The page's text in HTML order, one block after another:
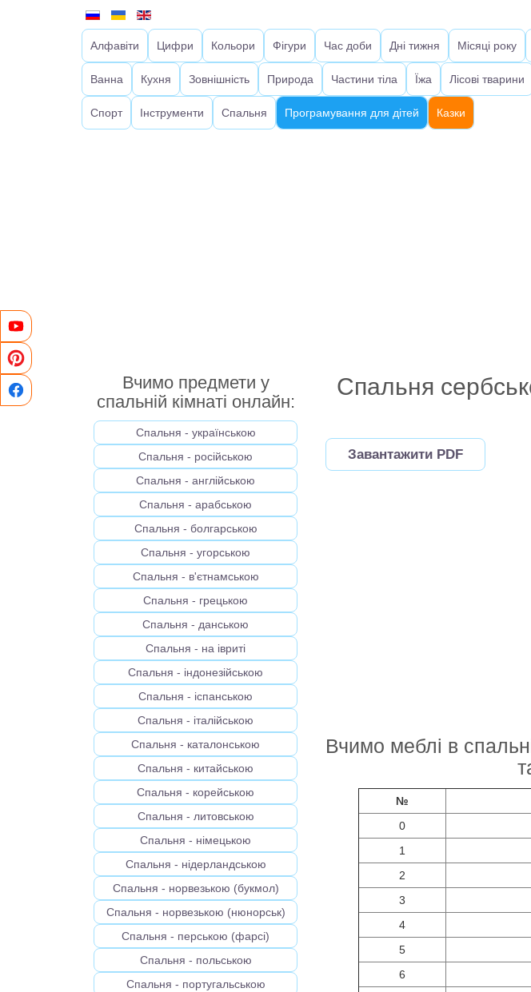
Алфавіти Цифри Кольори Фігури Час доби Дні тижня Місяці року
Ванна Кухня Зовнішність Природа Частини тіла Їжа Лісові тварини
Спорт Інструменти Спальня Програмування для дітей Казки
Вчимо предмети у
спальній кімнаті онлайн:
Спальня - українською
Спальня - російською
Спальня - англійською
Спальня - арабською
Спальня - болгарською
Спальня - угорською
Спальня - в'єтнамською
Спальня - грецькою
Спальня - данською
Спальня - на івриті
Спальня - індонезійською
Спальня - іспанською
Спальня - італійською
Спальня - каталонською
Спальня - китайською
Спальня - корейською
Спальня - литовською
Спальня - німецькою
Спальня - нідерландською
Спальня - норвезькою (букмол)
Спальня - норвезькою (нюнорськ)
Спальня - перською (фарсі)
Спальня - польською
Спальня - португальською
Спальня
Завантажити PDF
Вчимо меблі в
№
0
1
2
3
4
5
6